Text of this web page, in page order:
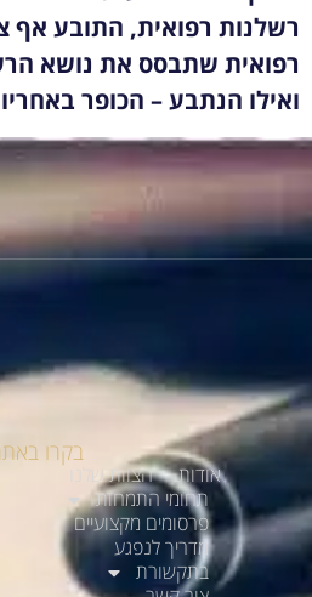
רשלנות רפואית, התובע אף
רפואית שתבסס את נושא
ואילו הנתבע – הכופר
בקרו
אודות
הצוות שלנו
תחומי התמחות
פרסומים מקצועיים
מדריך לנפגע
בתקשורת